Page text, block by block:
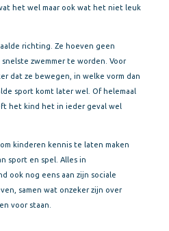
het wel maar ook wat het niet leuk
richting. Ze hoeven geen
zwemmer te worden. Voor
dat ze bewegen, in welke vorm dan
sport komt later wel. Of helemaal
het kind het in ieder geval wel
kinderen kennis te laten maken
sport en spel. Alles in
ook nog eens aan zijn sociale
samen wat onzeker zijn over
voor staan.